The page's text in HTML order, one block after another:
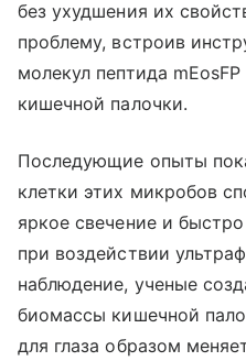
без ухудшения их
проблему, встроив
молекул пептида
кишечной палочки.
Последующие опыты
клетки этих микробов
яркое свечение и
при воздействии
наблюдение, ученые
биомассы кишечной
для глаза образом